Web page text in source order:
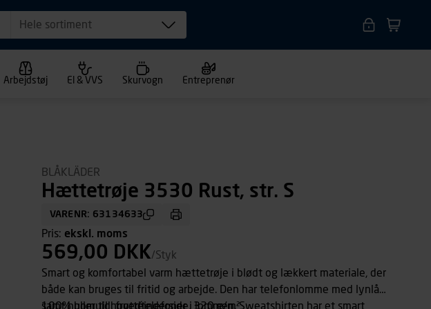
Hele sortiment
Arbejdstøj El & VVS Skurvogn Entreprenør
BLÅKLÄDER
Hættetrøje 3530 Rust, str. S
VARENR: 63134633
Pris: ekskl. moms
569,00 DKK/Styk
Smart og komfortabel varm hættetrøje i blødt og lækkert materiale, der
både kan bruges til fritid og arbejde. Den har telefonlomme med lynlås
samt huller til hovedtelefoner i lommen. Sweatshirten har et smart
100% bomuld, frottéinderside, 320 g/m²